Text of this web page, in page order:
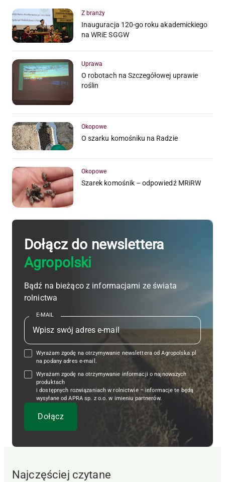
Z branży
Inauguracja 120-go roku akademickiego
na WRiE SGGW
Uprawa
O robotach na Szczegółowej uprawie
roślin
Okopowe
O szarku komośniku na Radzie
Okopowe
Szarek komośnik – odpowiedź MRiRW
Dołącz do newslettera
Agropolski
Bądź na bieżąco z informacjami ze świata
rolnictwa
E-MAIL
Wyrażam zgodę na otrzymywanie newslettera od Agropolska.pl
na podany adres e-mail.
Wyrażam zgodę na otrzymywanie informacji o najnowszych
produktach
i dostępnych rozwiązaniach w rolnictwie – informacje te będą
wysyłane od APRA sp. z o.o. w imieniu partnerów.
Najczęściej czytane